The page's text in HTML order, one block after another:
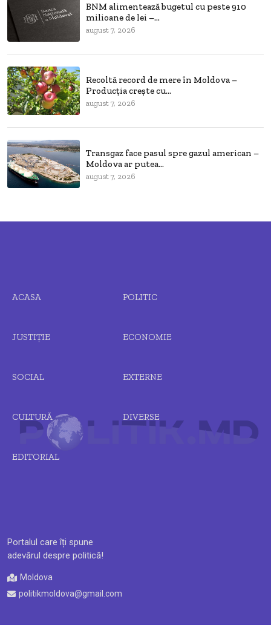
BNM alimentează bugetul cu peste 910
milioane de lei –...
august 7, 2026
Recoltă record de mere în Moldova –
Producția crește cu...
august 7, 2026
Transgaz face pasul spre gazul american –
Moldova ar putea...
august 7, 2026
Portalul care îți spune
adevărul despre politică!
Moldova
politikmoldova@gmail.com
ACASA POLITIC
JUSTIȚIE ECONOMIE
SOCIAL EXTERNE
CULTURĂ DIVERSE
EDITORIAL